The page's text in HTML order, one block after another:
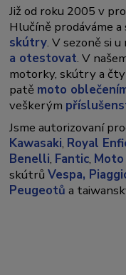
Již od roku 2005 v
Hlučíně prodáváme a
skútry. V sezoně si
a otestovat. V
motorky, skútry a
patě moto
veškerým
Jsme autorizovaní
Kawasaki, Royal
Benelli, Fantic,
skútrůVespa,
Peugeotů a